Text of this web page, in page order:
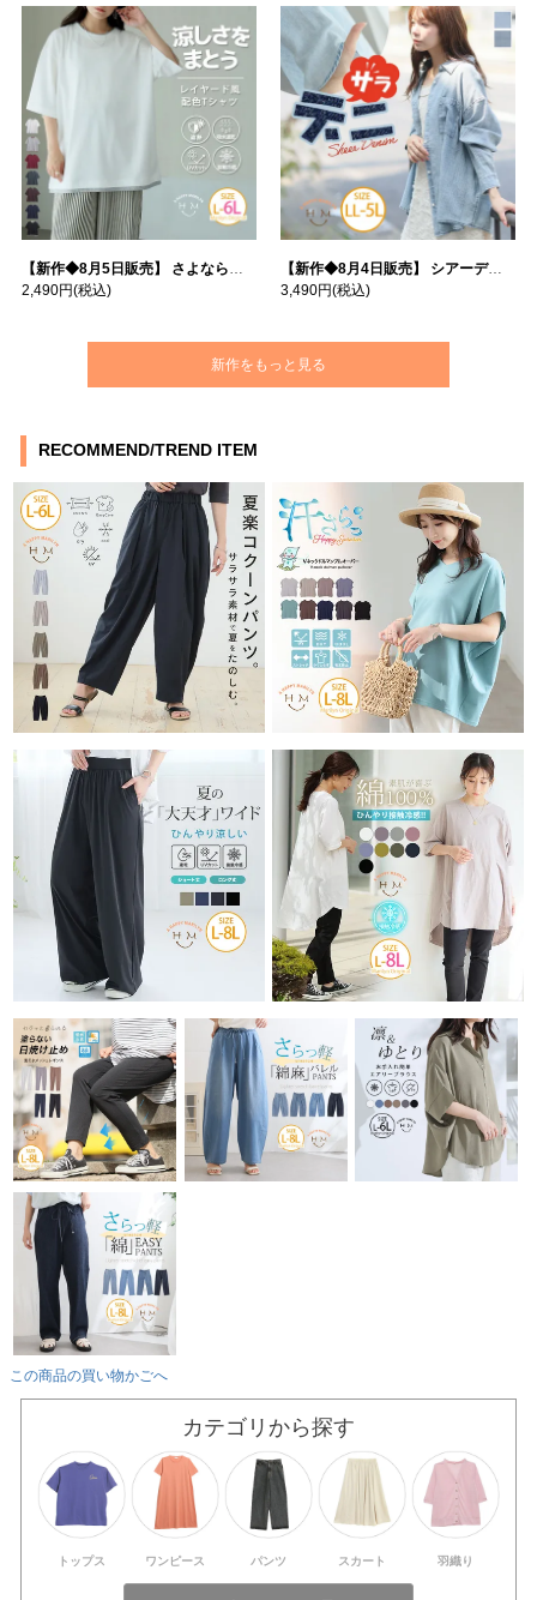
【新作◆8月5日販売】 さよなら猛暑 涼しさを着る 遮熱 接触冷感 吸水・速乾 五分袖 コンフォートメッシュ 配色レイヤード 風ゆる Tシャツ | 大きいサイズの通販ならハッピーマリリン
2,490円(税込)
【新作◆8月4日販売】 シアーデニムで お洒落に肌隠し | 大きいサイズの通販ならハッピーマリリン
3,490円(税込)
新作をもっと見る
RECOMMEND/TREND ITEM
この商品の買い物かごへ
カテゴリから探す
トップス ワンピース パンツ スカート 羽織り